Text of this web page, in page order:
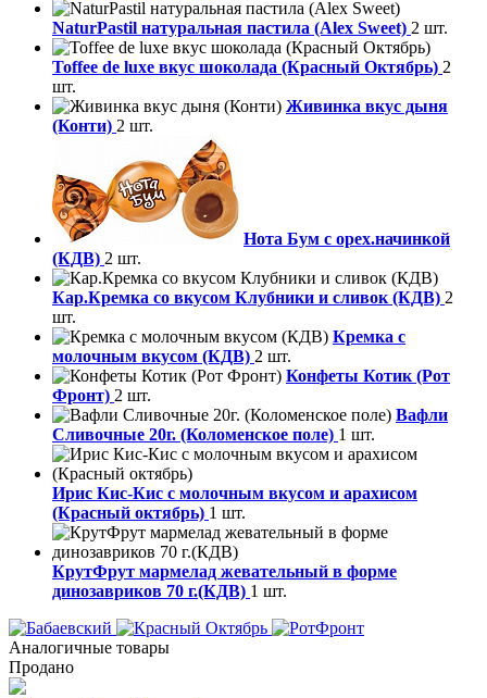
NaturPastil натуральная пастила (Alex Sweet) 2 шт.
Toffee de luxe вкус шоколада (Красный Октябрь) 2
шт.
Живинка вкус дыня
(Конти) 2 шт.
Нота Бум с орех.начинкой
(КДВ) 2 шт.
Кар.Кремка со вкусом Клубники и сливок (КДВ) 2
шт.
Кремка с
молочным вкусом (КДВ) 2 шт.
Конфеты Котик (Рот
Фронт) 2 шт.
Вафли
Сливочные 20г. (Коломенское поле) 1 шт.
Ирис Кис-Кис с молочным вкусом и арахисом
(Красный октябрь) 1 шт.
КрутФрут мармелад жевательный в форме
динозавриков 70 г.(КДВ) 1 шт.
Аналогичные товары
Продано